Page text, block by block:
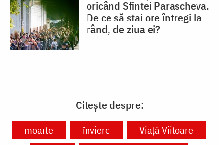
oricând Sfintei Parascheva.
De ce să stai ore întregi la
rând, de ziua ei?
Citește despre:
moarte înviere
Viață Viitoare